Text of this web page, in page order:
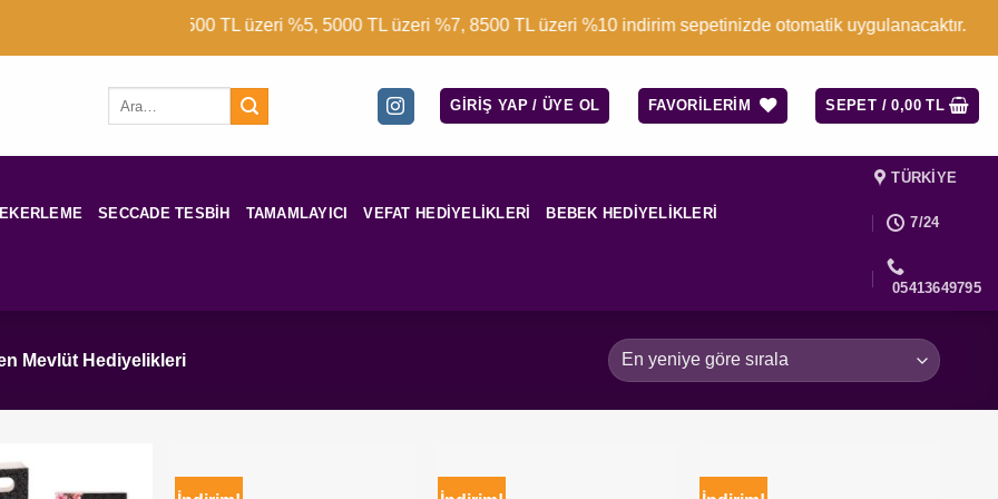
3500 TL üzeri %5, 5000 TL üzeri %7, 8500 TL üzeri %10 indirim sepetinizde otomatik uygulanacaktır.
GIRIŞ YAP / ÜYE OL FAVORILERIM SEPET /0,00TL
SECCADE TESBIH TAMAMLAYICI VEFAT HEDIYELIKLERI BEBEK HEDIYELIKLERI
TÜRKIYE
7/24
05413649795
Mevlüt Hediyelikleri